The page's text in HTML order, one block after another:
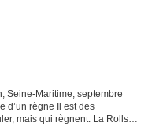
Seine-Maritime, septembre
d’un règne Il est des
mais qui règnent. La Rolls-